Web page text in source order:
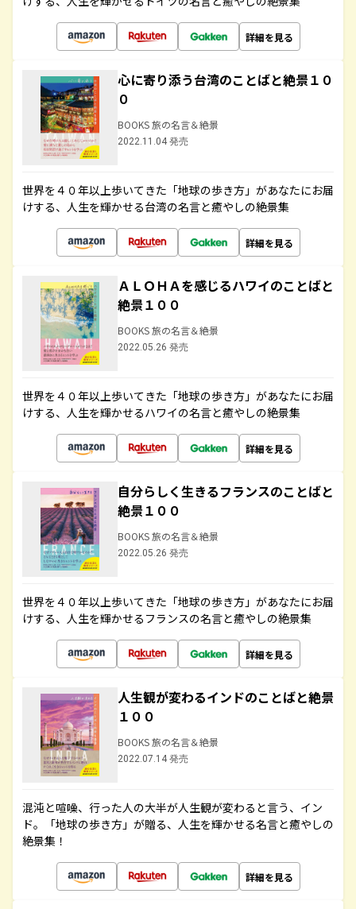
詳細を見る
心に寄り添う台湾のことばと絶景１０
０
BOOKS 旅の名言＆絶景
2022.11.04 発売
世界を４０年以上歩いてきた「地球の歩き方」があなたにお届
けする、人生を輝かせる台湾の名言と癒やしの絶景集
詳細を見る
ＡＬＯＨＡを感じるハワイのことばと
絶景１００
BOOKS 旅の名言＆絶景
2022.05.26 発売
世界を４０年以上歩いてきた「地球の歩き方」があなたにお届
けする、人生を輝かせるハワイの名言と癒やしの絶景集
詳細を見る
自分らしく生きるフランスのことばと
絶景１００
BOOKS 旅の名言＆絶景
2022.05.26 発売
世界を４０年以上歩いてきた「地球の歩き方」があなたにお届
けする、人生を輝かせるフランスの名言と癒やしの絶景集
詳細を見る
人生観が変わるインドのことばと絶景
１００
BOOKS 旅の名言＆絶景
2022.07.14 発売
混沌と喧噪、行った人の大半が人生観が変わると言う、イン
ド。「地球の歩き方」が贈る、人生を輝かせる名言と癒やしの
絶景集！
詳細を見る